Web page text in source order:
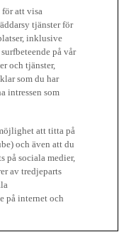
att visa
tjänster för
inklusive
på vår
och tjänster,
som du har
intressen som
att titta på
och även att du
på sociala medier,
av tredjeparts
på internet och